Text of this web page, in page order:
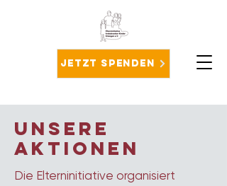
Jetzt spenden
unsere
aktionen
Die Elterninitiative organisiert